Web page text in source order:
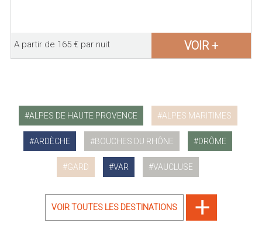
A partir de 165 € par nuit VOIR +
ALPES DE HAUTE PROVENCE ALPES MARITIMES
ARDÈCHE BOUCHES DU RHÔNE DRÔME
GARD VAR VAUCLUSE
VOIR TOUTES LES DESTINATIONS